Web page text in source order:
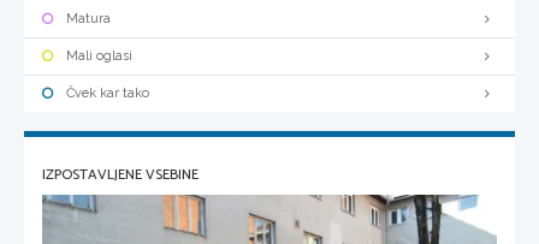
Matura
Mali oglasi
Čvek kar tako
IZPOSTAVLJENE VSEBINE